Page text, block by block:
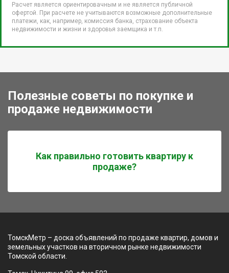
Расчет является ориентировачным и не является публичной
офертой. При расчете не учитываются возможные дополнительные
платежи, как, например, комиссия банка, страхование объекта
недвижимости и жизни и здоровья заемщика и т.п.
Полезные советы по покупке и
продаже недвижимости
Как правильно готовить квартиру к
продаже?
ТомскМетр – доска объявлений по продаже квартир, домов и
земельных участков на вторичном рынке недвижимости
Томской области.